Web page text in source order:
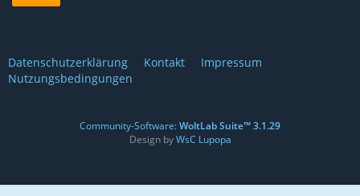
Datenschutzerklärung Kontakt
Impressum
Nutzungsbedingungen
Community-Software:WoltLab Suite™ 3.1.29
Design byWsC Lupopa